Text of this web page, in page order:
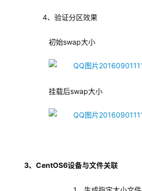
4、验证分区效果
初始swap大小
挂载后swap大小
3、CentOS6设备与文件关联